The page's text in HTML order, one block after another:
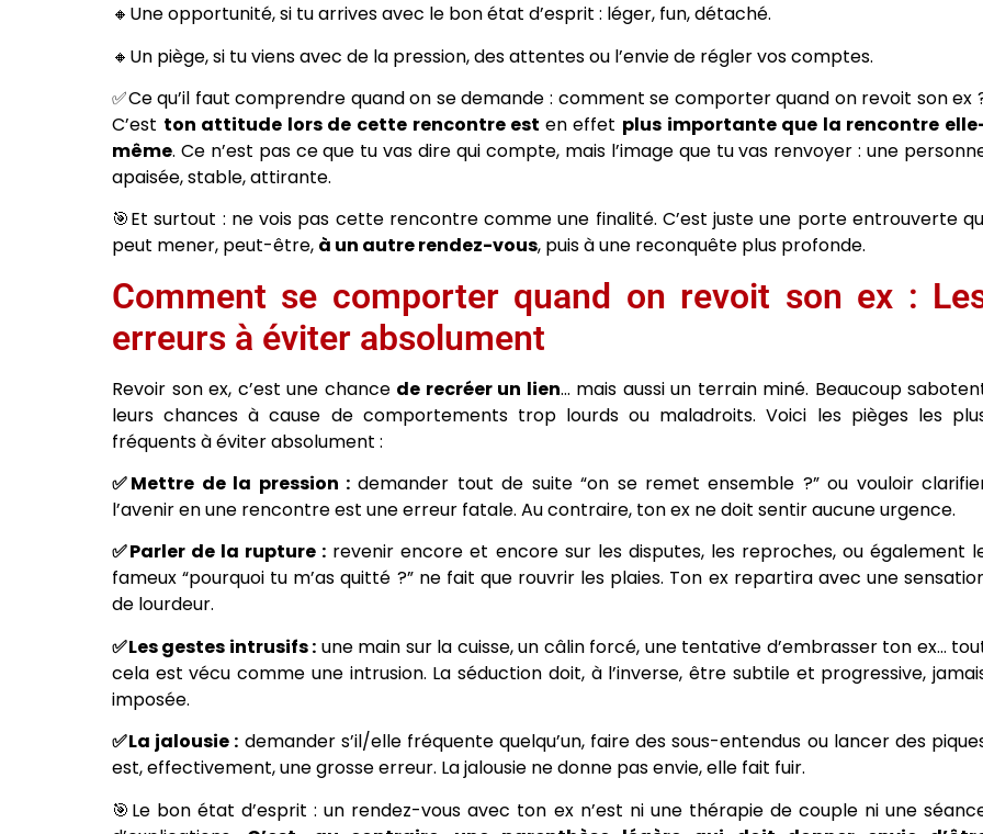
🔸Une opportunité, si tu arrives avec le bon état d’esprit : léger, fun, détaché.
🔸Un piège, si tu viens avec de la pression, des attentes ou l’envie de régler vos comptes.
✅Ce qu’il faut comprendre quand on se demande : comment se comporter quand on revoit son ex
C’est ton attitude lors de cette rencontre est en effet plus importante que la rencontre
même. Ce n’est pas ce que tu vas dire qui compte, mais l’image que tu vas renvoyer : une
apaisée, stable, attirante.
🎯Et surtout : ne vois pas cette rencontre comme une finalité. C’est juste une porte entrouverte
peut mener, peut-être, à un autre rendez-vous, puis à une reconquête plus profonde.
Comment se comporter quand on revoit son ex :
erreurs à éviter absolument
Revoir son ex, c’est une chance de recréer un lien… mais aussi un terrain miné. Beaucoup
leurs chances à cause de comportements trop lourds ou maladroits. Voici les pièges les
fréquents à éviter absolument :
✅Mettre de la pression : demander tout de suite “on se remet ensemble ?” ou vouloir
l’avenir en une rencontre est une erreur fatale. Au contraire, ton ex ne doit sentir aucune urgence.
✅Parler de la rupture : revenir encore et encore sur les disputes, les reproches, ou également
fameux “pourquoi tu m’as quitté ?” ne fait que rouvrir les plaies. Ton ex repartira avec une
de lourdeur.
✅Les gestes intrusifs : une main sur la cuisse, un câlin forcé, une tentative d’embrasser ton ex…
cela est vécu comme une intrusion. La séduction doit, à l’inverse, être subtile et progressive,
imposée.
✅La jalousie : demander s’il/elle fréquente quelqu’un, faire des sous-entendus ou lancer des
est, effectivement, une grosse erreur. La jalousie ne donne pas envie, elle fait fuir.
🎯Le bon état d’esprit : un rendez-vous avec ton ex n’est ni une thérapie de couple ni une